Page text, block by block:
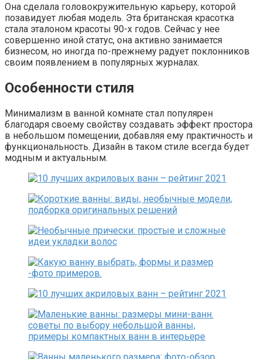
Она сделала головокружительную карьеру, которой
позавидует любая модель. Эта британская красотка
стала эталоном красоты 90-х годов. Сейчас у нее
совершенно иной статус, она активно занимается
бизнесом, но иногда по-прежнему радует поклонников
своим появлением в популярных журналах.
Особенности стиля
Минимализм в ванной комнате стал популярен
благодаря своему свойству создавать эффект простора
в небольшом помещении, добавляя ему практичность и
функциональность. Дизайн в таком стиле всегда будет
модным и актуальным.